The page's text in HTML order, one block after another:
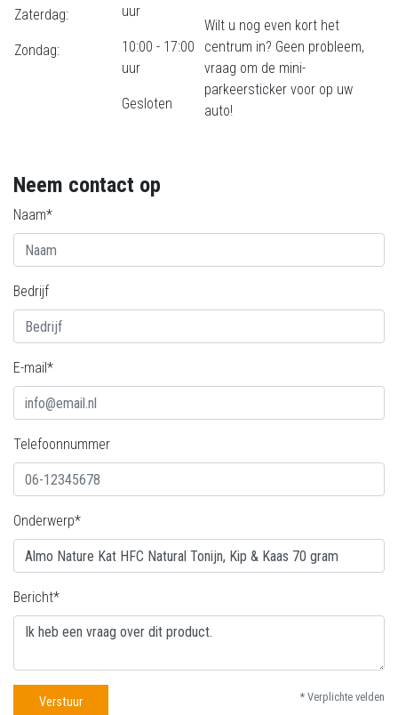
Zaterdag:
Zondag:
uur
10:00 - 17:00
uur
Gesloten
Wilt u nog even kort het
centrum in? Geen probleem,
vraag om de mini-
parkeersticker voor op uw
auto!
Neem contact op
Naam*
Bedrijf
E-mail*
Telefoonnummer
Onderwerp*
Bericht*
Verstuur * Verplichte velden